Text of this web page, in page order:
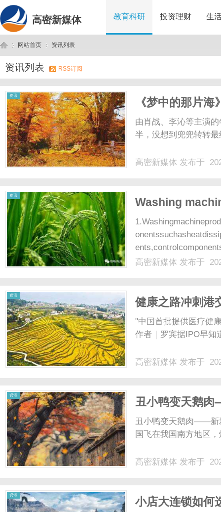
高密新媒体 教育科研 投资理财 生
高 ›
网站首页
›
资讯列表
资讯列表 RSS订阅
资讯
《梦中的那片
联手李上游
由肖战、李沁等主演
半，没想到兜兜转转
高密新媒体 发布于
资讯
Washing
高密新媒体 发布于
资讯
健康之路冲刺港
注册用户
"中国首批提供医疗健
作者｜罗宾据IPO早知
高密新媒体 发布于
资讯
丑小鸭变天鹅
丑小鸭变天鹅肉——新
国飞在我国南方地区
高密新媒体 发布于
资讯
小店大连锁如何